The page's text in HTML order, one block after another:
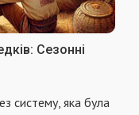
Сезонні
систему, яка була